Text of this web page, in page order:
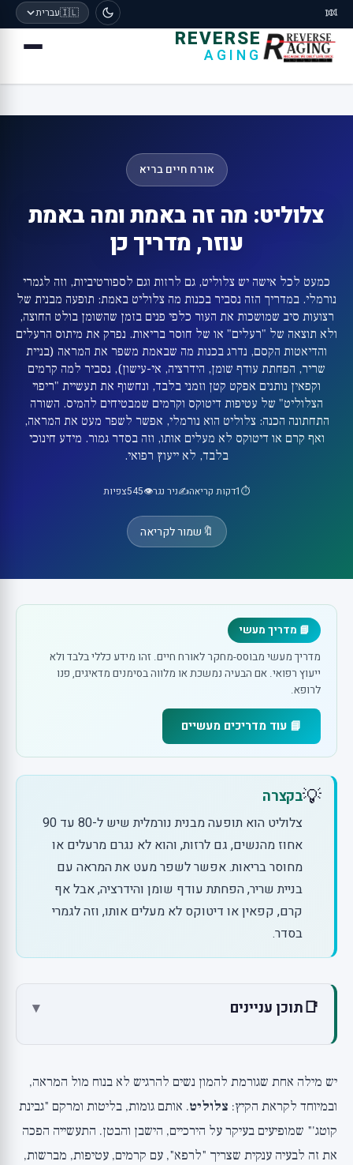
🧬
🇮🇱עברית
REVERSE
AGING
אורח חיים בריא
צלוליט: מה זה באמת ומה באמת
עוזר, מדריך כן
כמעט לכל אישה יש צלוליט, גם לרזות וגם לספורטיביות, וזה לגמרי
נורמלי. במדריך הזה נסביר בכנות מה צלוליט באמת: תופעה מבנית של
רצועות סיב שמושכות את העור כלפי פנים בזמן שהשומן בולט החוצה,
ולא תוצאה של "רעלים" או של חוסר בריאות. נפרק את מיתוס הרעלים
והדיאטות הקסם, נדרג בכנות מה שבאמת משפר את המראה (בניית
שריר, הפחתת עודף שומן, הידרציה, אי-עישון), נסביר למה קרמים
וקפאין נותנים אפקט קטן וזמני בלבד, ונחשוף את תעשיית "ריפוי
הצלוליט" של עטיפות דיטוקס וקרמים שמבטיחים להמיס. השורה
התחתונה הכנה: צלוליט הוא נורמלי, אפשר לשפר מעט את המראה,
ואף קרם או דיטוקס לא מעלים אותו, וזה בסדר גמור. מידע חינוכי
בלבד, לא ייעוץ רפואי.
⏱️
1דקות קריאה✍️ניר נגר👁️
545צפיות
🔖שמור לקריאה
📘 מדריך מעשי
מדריך מעשי מבוסס-מחקר לאורח חיים. זהו מידע כללי בלבד ולא
ייעוץ רפואי. אם הבעיה נמשכת או מלווה בסימנים מדאיגים, פנו
לרופא.
📘 עוד מדריכים מעשיים
💡בקצרה
צלוליט הוא תופעה מבנית נורמלית שיש ל-80 עד 90
אחוז מהנשים, גם לרזות, והוא לא נגרם מרעלים או
מחוסר בריאות. אפשר לשפר מעט את המראה עם
בניית שריר, הפחתת עודף שומן והידרציה, אבל אף
קרם, קפאין או דיטוקס לא מעלים אותו, וזה לגמרי
בסדר.
📑תוכן עניינים ▾
מה לא גורם לצלוליט? לפרק את מיתוס הרעלים
מה כן משפר מעט את המראה? (🟡 ציפיות
ריאליות)
יש מילה אחת שגורמת להמון נשים להרגיש לא בנוח מול המראה,
ובמיוחד לקראת הקיץ: צלוליט. אותם גומות, בליטות ומרקם "גבינת
קוטג'" שמופיעים בעיקר על הירכיים, הישבן והבטן. התעשייה הפכה
את זה לבעיה ענקית שצריך "לרפא", עם קרמים, עטיפות, מברשות,